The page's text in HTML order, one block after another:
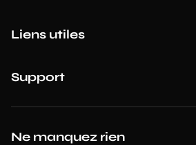
Ne manquez rien
Liens utiles
Support